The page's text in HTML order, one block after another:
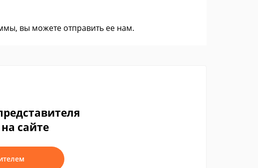
вы можете отправить ее нам.
сайте